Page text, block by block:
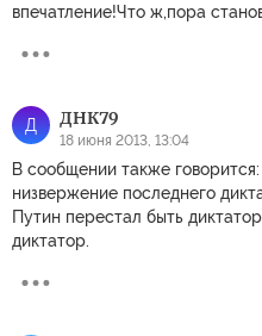
впечатление!Что ж,пора
Д ДНК79
18 июня 2013, 13:04
В сообщении также
низвержение последнего
Путин перестал быть
диктатор.